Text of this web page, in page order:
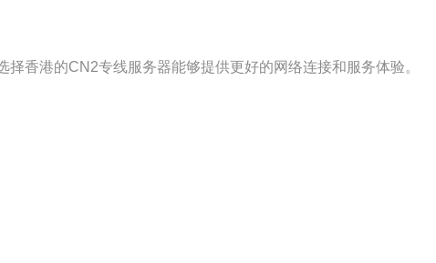
香港的CN2专线服务器能够提供更好的网络连接和服务体验。